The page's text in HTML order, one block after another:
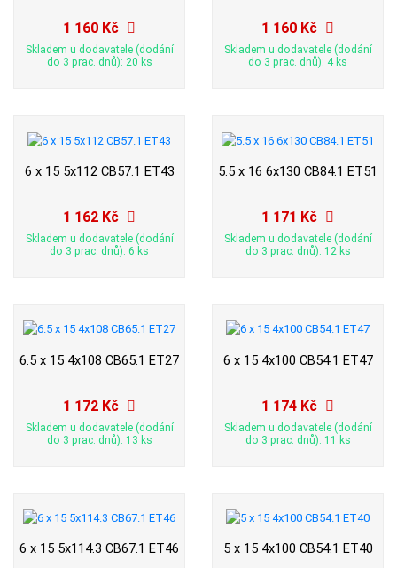
1 160 Kč
Skladem u dodavatele (dodání
do 3 prac. dnů): 20 ks
1 160 Kč
Skladem u dodavatele (dodání
do 3 prac. dnů): 4 ks
6 x 15 5x112 CB57.1 ET43
1 162 Kč
Skladem u dodavatele (dodání
do 3 prac. dnů): 6 ks
5.5 x 16 6x130 CB84.1 ET51
1 171 Kč
Skladem u dodavatele (dodání
do 3 prac. dnů): 12 ks
6.5 x 15 4x108 CB65.1 ET27
1 172 Kč
Skladem u dodavatele (dodání
do 3 prac. dnů): 13 ks
6 x 15 4x100 CB54.1 ET47
1 174 Kč
Skladem u dodavatele (dodání
do 3 prac. dnů): 11 ks
6 x 15 5x114.3 CB67.1 ET46 5 x 15 4x100 CB54.1 ET40